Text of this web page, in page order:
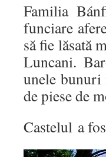
Familia
funciare
să fie lăsată
Luncani.
unele bunuri
de piese de
Castelul a